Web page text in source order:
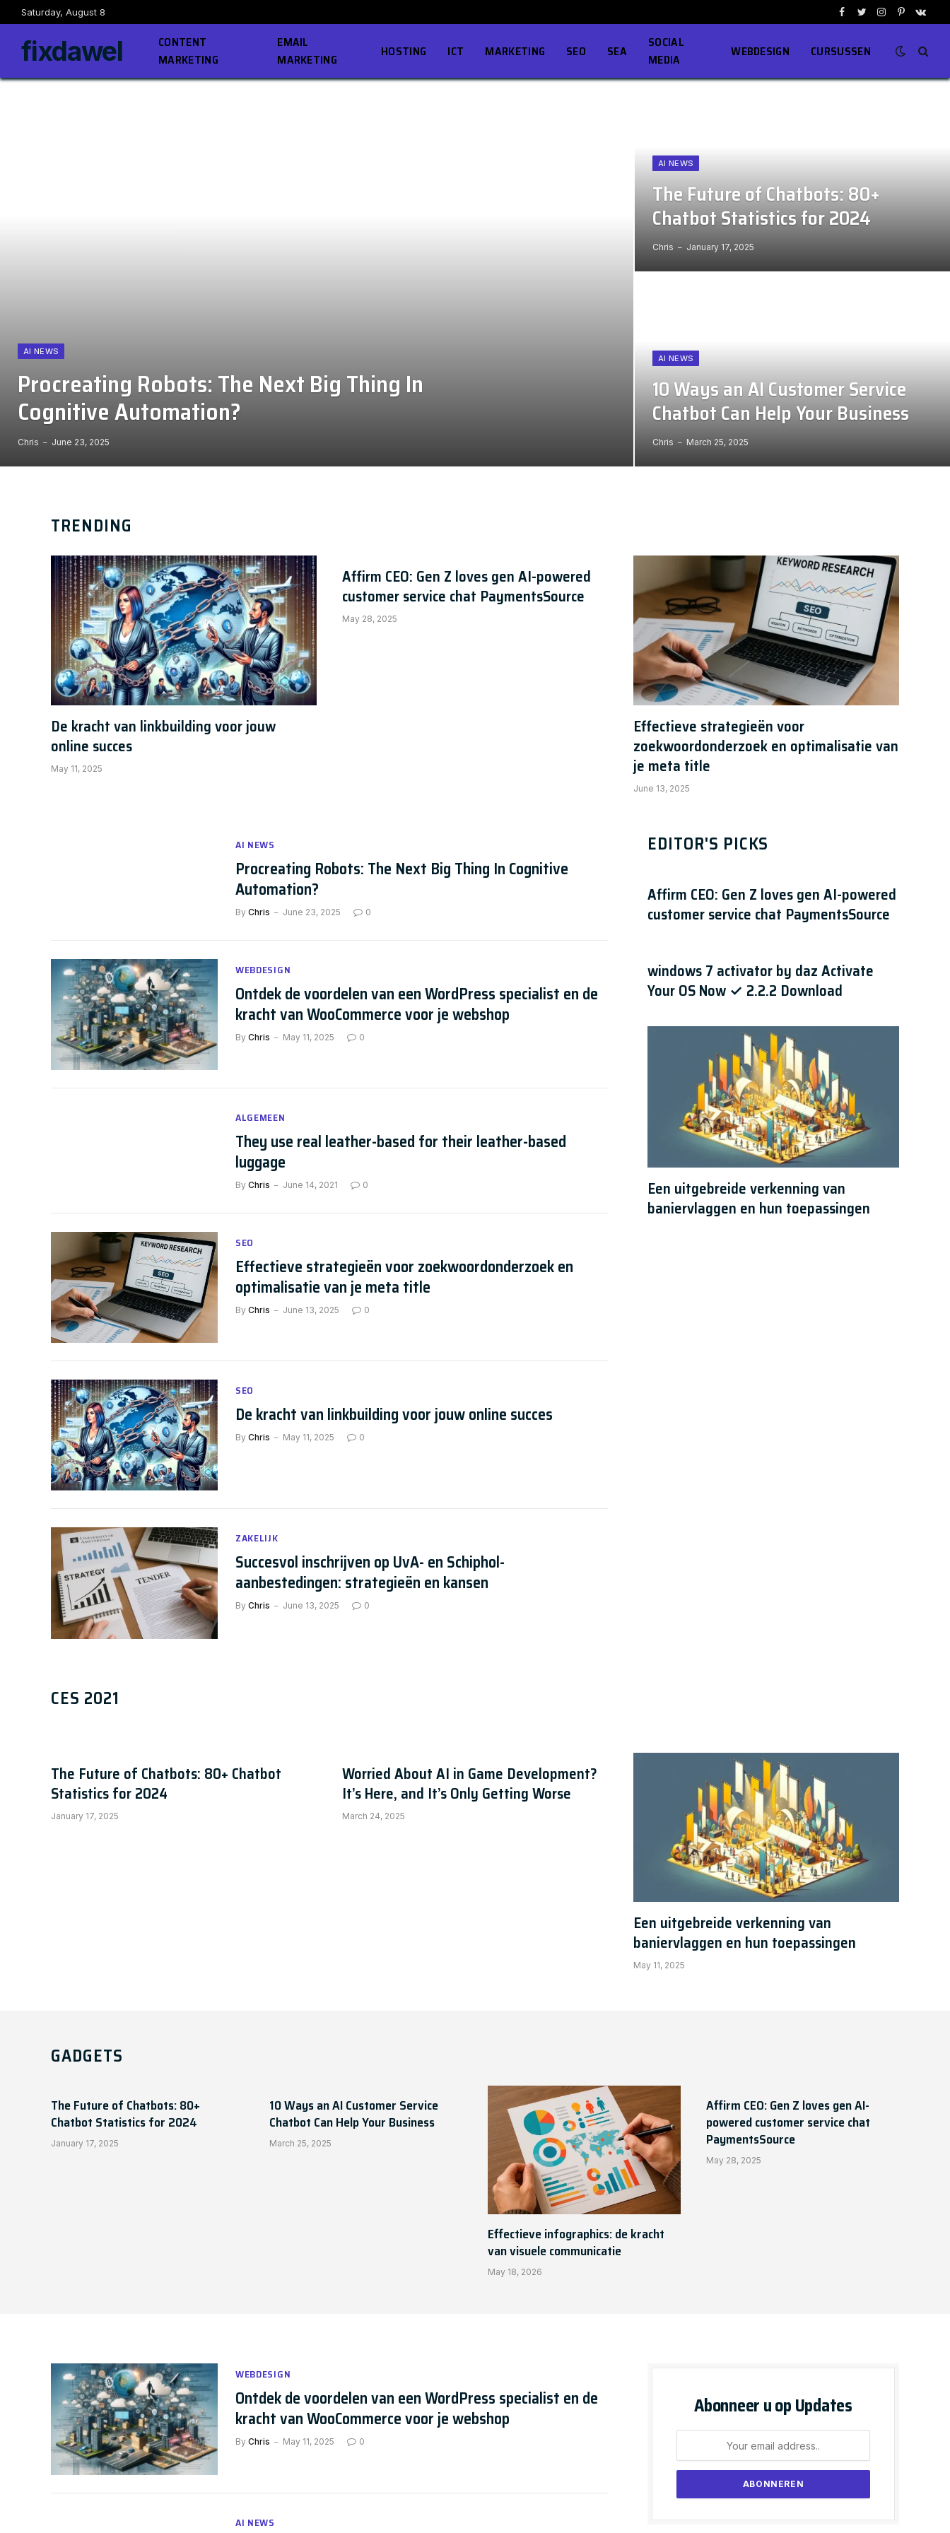
Saturday, August 8
Facebook
TwitterInstagram
Pinterest
fixdawel
CONTENT
MARKETING
EMAIL
MARKETING
HOSTING ICT MARKETING SEO SEA
SOCIAL
MEDIA
WEBDESIGN CURSUSSEN
AI NEWS
Procreating Robots: The Next Big Thing In
Cognitive Automation?
Chris June 23, 2025
AI NEWS
The Future of Chatbots: 80+
Chatbot Statistics for 2024
Chris January 17, 2025
AI NEWS
10 Ways an AI Customer Service
Chatbot Can Help Your Business
Chris March 25, 2025
TRENDING
De kracht van linkbuilding voor jouw
online succes
May 11, 2025
Affirm CEO: Gen Z loves gen AI-powered
customer service chat PaymentsSource
May 28, 2025
Effectieve strategieën voor
zoekwoordonderzoek en optimalisatie van
je meta title
June 13, 2025
AI NEWS
Procreating Robots: The Next Big Thing In Cognitive
Automation?
By Chris June 23, 2025 0
WEBDESIGN
Ontdek de voordelen van een WordPress specialist en de
kracht van WooCommerce voor je webshop
By Chris May 11, 2025 0
ALGEMEEN
They use real leather-based for their leather-based
luggage
By Chris June 14, 2021 0
SEO
Effectieve strategieën voor zoekwoordonderzoek en
optimalisatie van je meta title
By Chris June 13, 2025 0
SEO
De kracht van linkbuilding voor jouw online succes
By Chris May 11, 2025 0
ZAKELIJK
Succesvol inschrijven op UvA- en Schiphol-
aanbestedingen: strategieën en kansen
By Chris June 13, 2025 0
EDITOR'S PICKS
Affirm CEO: Gen Z loves gen AI-powered
customer service chat PaymentsSource
windows 7 activator by daz Activate
Your OS Now ✓ 2.2.2 Download
Een uitgebreide verkenning van
baniervlaggen en hun toepassingen
CES 2021
Chris January 17, 2025
The Future of Chatbots: 80+ Chatbot
Statistics for 2024
January 17, 2025
Worried About AI in Game Development?
It’s Here, and It’s Only Getting Worse
March 24, 2025
Een uitgebreide verkenning van
baniervlaggen en hun toepassingen
May 11, 2025
GADGETS
The Future of Chatbots: 80+
Chatbot Statistics for 2024
January 17, 2025
10 Ways an AI Customer Service
Chatbot Can Help Your Business
March 25, 2025
Effectieve infographics: de kracht
van visuele communicatie
May 18, 2026
Affirm CEO: Gen Z loves gen AI-
powered customer service chat
PaymentsSource
May 28, 2025
WEBDESIGN
Ontdek de voordelen van een WordPress specialist en de
kracht van WooCommerce voor je webshop
By Chris May 11, 2025 0
AI NEWS
Abonneer u op Updates